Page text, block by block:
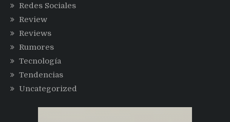
Redes Sociales
Review
Reviews
Rumores
Tecnología
Tendencias
Uncategorized